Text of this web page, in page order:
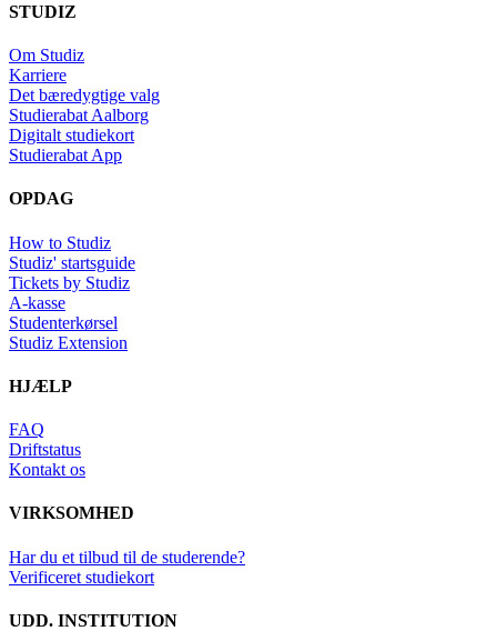
STUDIZ
Om Studiz
Karriere
Det bæredygtige valg
Studierabat Aalborg
Digitalt studiekort
Studierabat App
OPDAG
How to Studiz
Studiz' startsguide
Tickets by Studiz
A-kasse
Studenterkørsel
Studiz Extension
HJÆLP
FAQ
Driftstatus
Kontakt os
VIRKSOMHED
Har du et tilbud til de studerende?
Verificeret studiekort
UDD. INSTITUTION